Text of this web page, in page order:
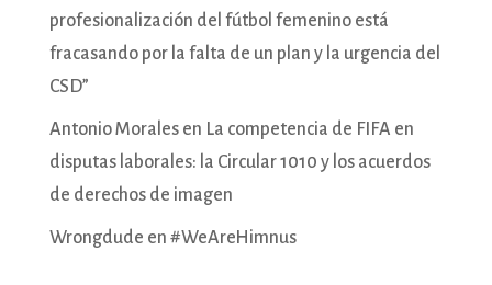
profesionalización del fútbol femenino está
fracasando por la falta de un plan y la urgencia del
CSD”
Antonio Moralesen La competencia de FIFA en
disputas laborales: la Circular 1010 y los acuerdos
de derechos de imagen
Wrongdude en #WeAreHimnus